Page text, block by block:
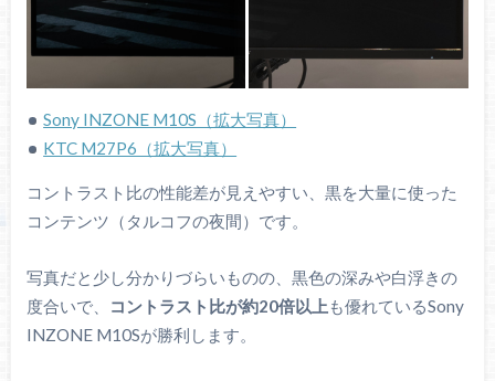
Sony INZONE M10S（拡大写真）
KTC M27P6（拡大写真）
コントラスト比の性能差が見えやすい、黒を大量に使った
コンテンツ（タルコフの夜間）です。
写真だと少し分かりづらいものの、黒色の深みや白浮きの
度合いで、
コントラスト比が約20倍以上 も優れているSony
INZONE M10Sが勝利します。